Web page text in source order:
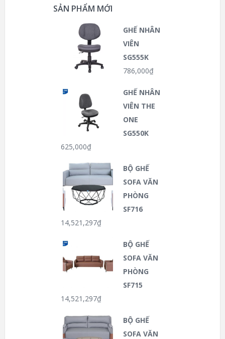
SẢN PHẨM MỚI
GHẾ NHÂN
VIÊN
SG555K
786,000₫
GHẾ NHÂN
VIÊN THE
ONE
SG550K
625,000₫
BỘ GHẾ
SOFA VĂN
PHÒNG
SF716
14,521,297₫
BỘ GHẾ
SOFA VĂN
PHÒNG
SF715
14,521,297₫
BỘ GHẾ
SOFA VĂN